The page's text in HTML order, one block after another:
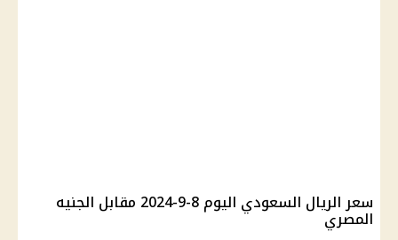
سعر الريال السعودي اليوم 8-9-2024 مقابل الجنيه
المصري